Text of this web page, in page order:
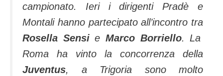
campionato. Ieri i dirigenti Pradè e
Montali hanno partecipato al­l’incontro tra
Rosella SensieMarco Borriello. La
Roma ha vinto la concor­renza della
Juventus, a Trigoria sono molto